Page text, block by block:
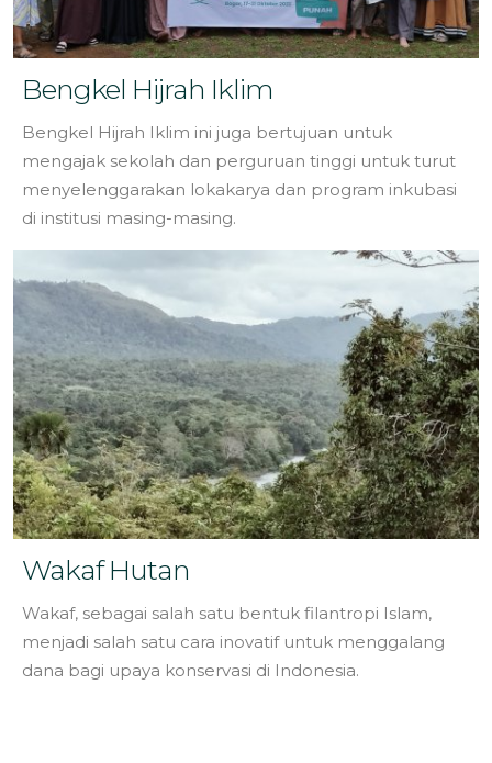
Bengkel Hijrah Iklim
Bengkel Hijrah Iklim ini juga bertujuan untuk
mengajak sekolah dan perguruan tinggi untuk turut
menyelenggarakan lokakarya dan program inkubasi
di institusi masing-masing.
Wakaf Hutan
Wakaf, sebagai salah satu bentuk filantropi Islam,
menjadi salah satu cara inovatif untuk menggalang
dana bagi upaya konservasi di Indonesia.